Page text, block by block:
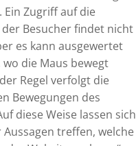
Ein Zugriff auf die
der Besucher findet nicht
es kann ausgewertet
die Maus bewegt
Regel verfolgt die
Bewegungen des
diese Weise lassen sich
treffen, welche